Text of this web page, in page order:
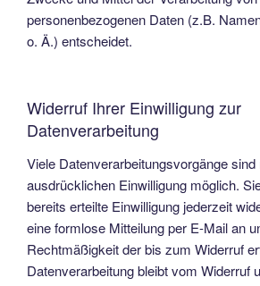
personenbezogenen Daten (z.B.
o. Ä.) entscheidet.
Widerruf Ihrer Einwilligung zur
Datenverarbeitung
Viele Datenverarbeitungsvorgänge
ausdrücklichen Einwilligung möglich.
bereits erteilte Einwilligung jederzeit
eine formlose Mitteilung per E-Mail an
Rechtmäßigkeit der bis zum Widerruf
Datenverarbeitung bleibt vom Widerruf